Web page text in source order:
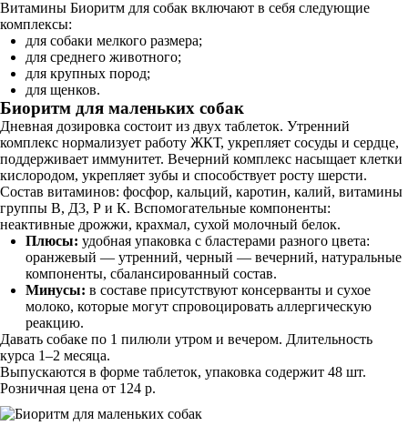
Витамины Биоритм для собак включают в себя следующие
комплексы:
для собаки мелкого размера;
для среднего животного;
для крупных пород;
для щенков.
Биоритм для маленьких собак
Дневная дозировка состоит из двух таблеток. Утренний
комплекс нормализует работу ЖКТ, укрепляет сосуды и сердце,
поддерживает иммунитет. Вечерний комплекс насыщает клетки
кислородом, укрепляет зубы и способствует росту шерсти.
Состав витаминов: фосфор, кальций, каротин, калий, витамины
группы В, Д3, Р и К. Вспомогательные компоненты:
неактивные дрожжи, крахмал, сухой молочный белок.
Плюсы: удобная упаковка с бластерами разного цвета:
оранжевый — утренний, черный — вечерний, натуральные
компоненты, сбалансированный состав.
Минусы: в составе присутствуют консерванты и сухое
молоко, которые могут спровоцировать аллергическую
реакцию.
Давать собаке по 1 пилюли утром и вечером. Длительность
курса 1–2 месяца.
Выпускаются в форме таблеток, упаковка содержит 48 шт.
Розничная цена от 124 р.